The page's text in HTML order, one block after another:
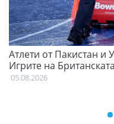
Атлети от Пакистан и
Игрите на
05.08.2026